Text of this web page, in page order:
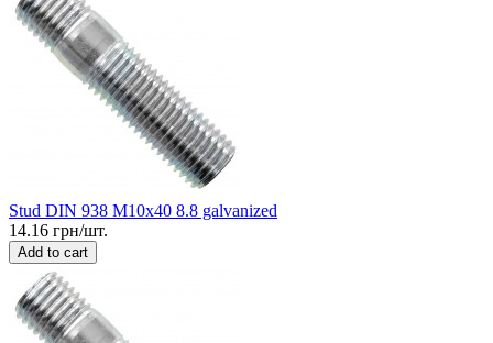
Stud DIN 938 M10x40 8.8 galvanized
14.16 грн/шт.
Add to cart